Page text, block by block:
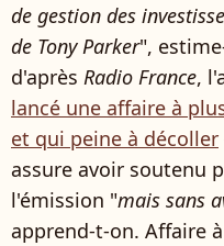
de gestion des
de Tony Parker",
d'après Radio France,
lancé une affaire à
et qui peine à décoller
assure avoir soutenu
l'émission "mais sans
apprend-t-on. Affaire